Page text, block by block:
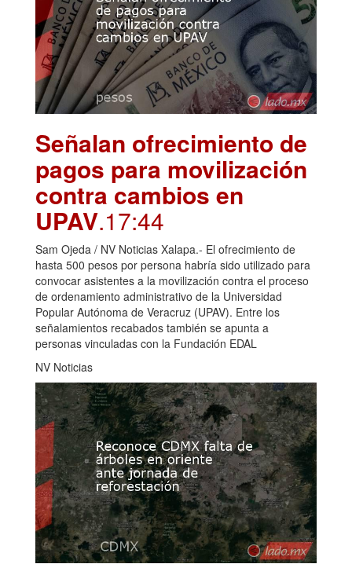
Señalan ofrecimiento de
pagos para movilización
contra cambios en
UPAV.17:44
Sam Ojeda / NV Noticias Xalapa.- El ofrecimiento de
hasta 500 pesos por persona habría sido utilizado para
convocar asistentes a la movilización contra el proceso
de ordenamiento administrativo de la Universidad
Popular Autónoma de Veracruz (UPAV). Entre los
señalamientos recabados también se apunta a
personas vinculadas con la Fundación EDAL
NV Noticias